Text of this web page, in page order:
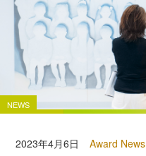
NEWS
2023年4月6日 Award News